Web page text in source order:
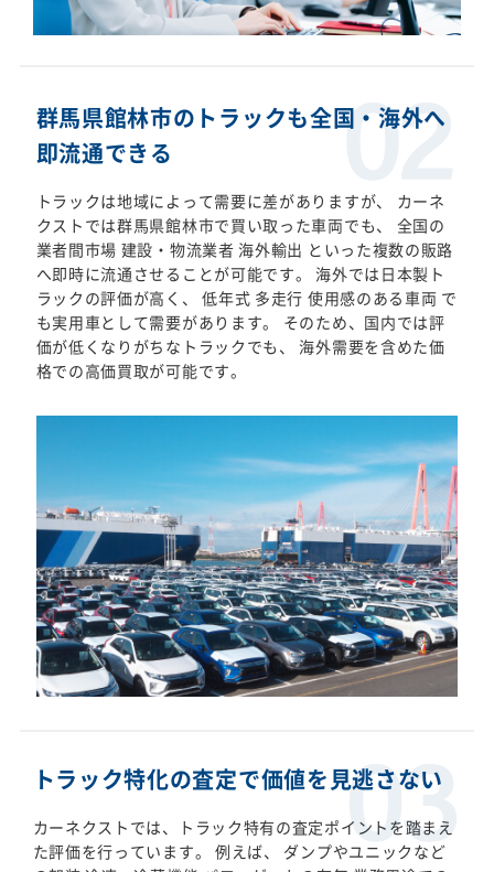
群馬県館林市のトラックも全国・海外へ
即流通できる
トラックは地域によって需要に差がありますが、 カーネ
クストでは群馬県館林市で買い取った車両でも、 全国の
業者間市場 建設・物流業者 海外輸出 といった複数の販路
へ即時に流通させることが可能です。 海外では日本製ト
ラックの評価が高く、 低年式 多走行 使用感のある車両 で
も実用車として需要があります。 そのため、国内では評
価が低くなりがちなトラックでも、 海外需要を含めた価
格での高価買取が可能です。
トラック特化の査定で価値を見逃さない
カーネクストでは、トラック特有の査定ポイントを踏まえ
た評価を行っています。 例えば、 ダンプやユニックなど